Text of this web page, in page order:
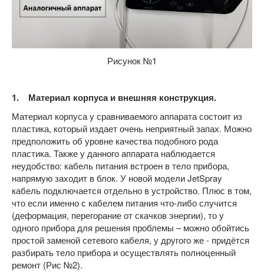
Рисунок №1
1. Материал корпуса и внешняя конструкция.
Материал корпуса у сравниваемого аппарата состоит из
пластика, который издает очень неприятный запах. Можно
предположить об уровне качества подобного рода
пластика. Также у данного аппарата наблюдается
неудобство: кабель питания встроен в тело прибора,
напрямую заходит в блок. У новой модели JetSpray
кабель подключается отдельно в устройство. Плюс в том,
что если именно с кабелем питания что-либо случится
(деформация, перегорание от скачков энергии), то у
одного прибора для решения проблемы – можно обойтись
простой заменой сетевого кабеля, у другого же - придётся
разбирать тело прибора и осуществлять полноценный
ремонт (Рис №2).